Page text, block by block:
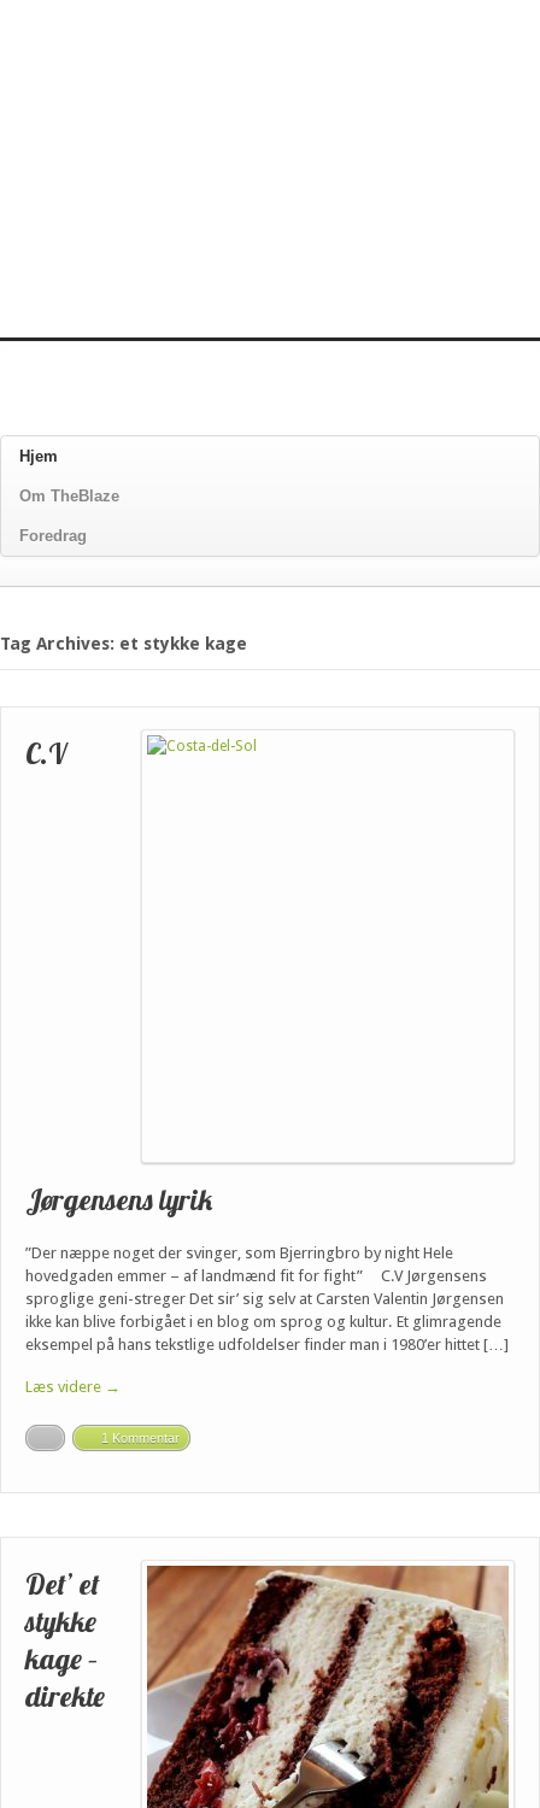
Hjem
Om TheBlaze
Foredrag
Tag Archives: et stykke kage
C.V
Jørgensens lyrik
”Der næppe noget der svinger, som Bjerringbro by night Hele
hovedgaden emmer – af landmænd fit for fight” C.V Jørgensens
sproglige geni-streger Det sir’ sig selv at Carsten Valentin Jørgensen
ikke kan blive forbigået i en blog om sprog og kultur. Et glimragende
eksempel på hans tekstlige udfoldelser finder man i 1980’er hittet […]
Læs videre →
1 Kommentar
Det’ et
stykke
kage –
direkte